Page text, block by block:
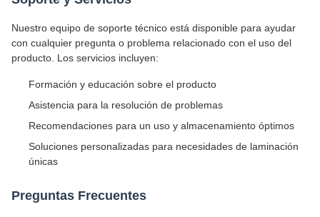
Nuestro equipo de soporte técnico está disponible para ayudar
con cualquier pregunta o problema relacionado con el uso del
producto. Los servicios incluyen:
Formación y educación sobre el producto
Asistencia para la resolución de problemas
Recomendaciones para un uso y almacenamiento óptimos
Soluciones personalizadas para necesidades de laminación
únicas
Preguntas Frecuentes